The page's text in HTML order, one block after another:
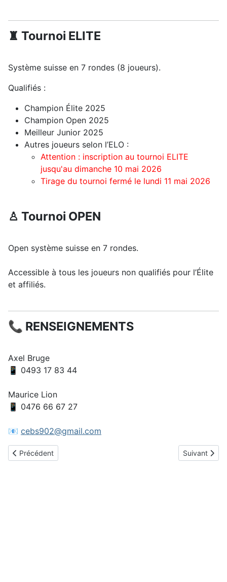
♜ Tournoi ELITE
Système suisse en 7 rondes (8 joueurs).
Qualifiés :
Champion Élite 2025
Champion Open 2025
Meilleur Junior 2025
Autres joueurs selon l’ELO :
Attention : inscription au tournoi ELITE
jusqu'au dimanche 10 mai 2026
Tirage du tournoi fermé le lundi 11 mai 2026
♙ Tournoi OPEN
Open système suisse en 7 rondes.
Accessible à tous les joueurs non qualifiés pour l’Élite
et affiliés.
📞 RENSEIGNEMENTS
Axel Bruge
📱 0493 17 83 44
Maurice Lion
📱 0476 66 67 27
📧 cebs902@gmail.com
Article précédent : Open américain 2026
Précédent Article
Suivant